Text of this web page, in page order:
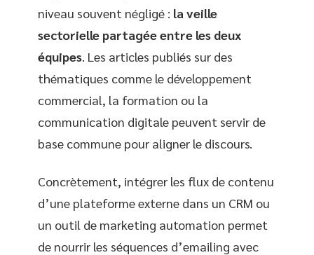
niveau souvent négligé : la veille
sectorielle partagée entre les deux
équipes. Les articles publiés sur des
thématiques comme le développement
commercial, la formation ou la
communication digitale peuvent servir de
base commune pour aligner le discours.
Concrètement, intégrer les flux de contenu
d’une plateforme externe dans un CRM ou
un outil de marketing automation permet
de nourrir les séquences d’emailing avec